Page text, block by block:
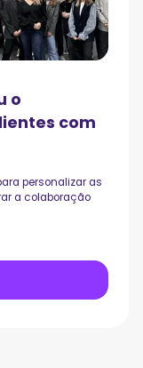
o
com
personalizar as
a colaboração